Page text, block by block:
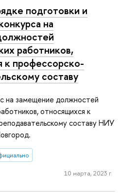
подготовки и
на
работников,
к профессорско-
составу
на замещение должностей
относящихся к
составу НИУ
10 марта, 2023 г.